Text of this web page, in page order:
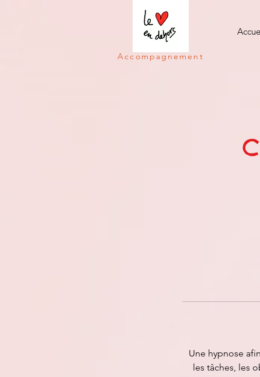
Accompagnement
Une hypnose
les tâches, les